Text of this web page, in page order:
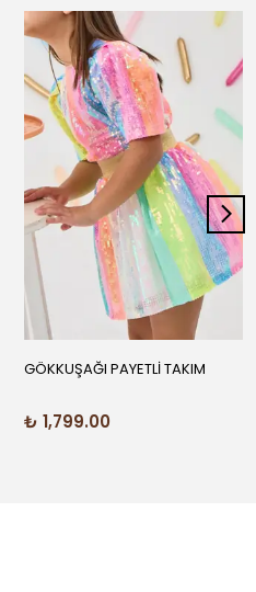
GÖKKUŞAĞI PAYETLİ TAKIM
₺ 1,799.00